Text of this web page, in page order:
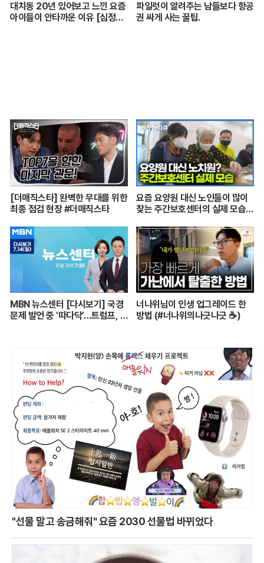
대치동 20년 있어보고 느낀 요즘
아이들이 안타까운 이유 [심정섭
파일럿이 알려주는 남들보다 항공
권 싸게 사는 꿀팁.
[더매직스타] 완벽한 무대를 위한
최종 점검 현장 #더매직스타
요즘 요양원 대신 노인들이 많이
찾는 주간보호센터의 실제 모습
양보호사의 하루┃주간보호센터
24시┃PD로그┃#골라듄다큐
MBN 뉴스센터 [다시보기] 국경
문제 발언 중 '따다닥'…트럼프, 피
너나위님이 인생 업그레이드 한
방법 (#너나위의나긋나긋 ☕)
"선물 말고 송금해줘" 요즘 2030 선물법 바뀌었다